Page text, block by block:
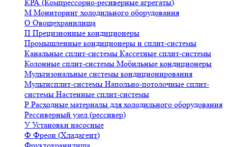
КРА (Компрессорно-ресиверные агрегаты)
М Мониторинг холодильного оборудования
О Овощехранилища
П Прецизионные кондиционеры
Промышленные кондиционеры и сплит-системы
Канальные сплит-системы Кассетные сплит-системы
Колонные сплит-системы Мобильные кондиционеры
Мультизональные системы кондиционирования
Мультисплит-системы Напольно-потолочные сплит-
системы Настенные сплит-системы
Р Расходные материалы для холодильного оборудования
Рессиверный узел (рессивер)
У Установки насосные
Ф Фреон (Хладагент)